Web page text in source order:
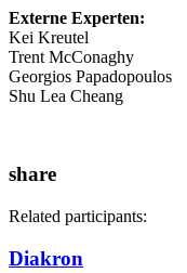
Externe Experten:
Kei Kreutel
Trent McConaghy
Georgios Papadopoulos
Shu Lea Cheang
share
Related participants:
Diakron